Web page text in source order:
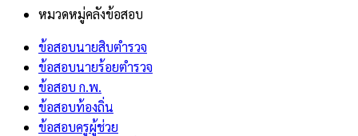
หมวดหมู่คลังข้อสอบ
ข้อสอบนายสิบตำรวจ
ข้อสอบนายร้อยตำรวจ
ข้อสอบ ก.พ.
ข้อสอบท้องถิ่น
ข้อสอบครูผู้ช่วย